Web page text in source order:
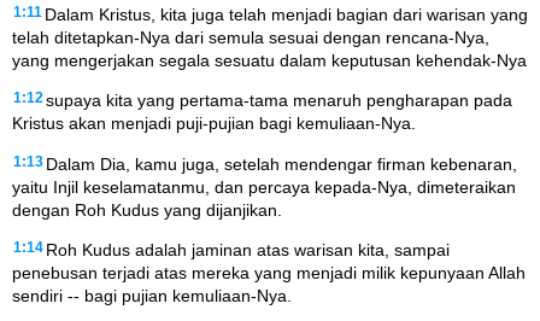
1:11 Dalam Kristus, kita juga telah menjadi bagian dari warisan yang
telah ditetapkan-Nya dari semula sesuai dengan rencana-Nya,
yang mengerjakan segala sesuatu dalam keputusan kehendak-Nya
1:12supaya kita yang pertama-tama menaruh pengharapan pada
Kristus akan menjadi puji-pujian bagi kemuliaan-Nya.
1:13 Dalam Dia, kamu juga, setelah mendengar firman kebenaran,
yaitu Injil keselamatanmu, dan percaya kepada-Nya, dimeteraikan
dengan Roh Kudus yang dijanjikan.
1:14 Roh Kudus adalah jaminan atas warisan kita, sampai
penebusan terjadi atas mereka yang menjadi milik kepunyaan Allah
sendiri -- bagi pujian kemuliaan-Nya.